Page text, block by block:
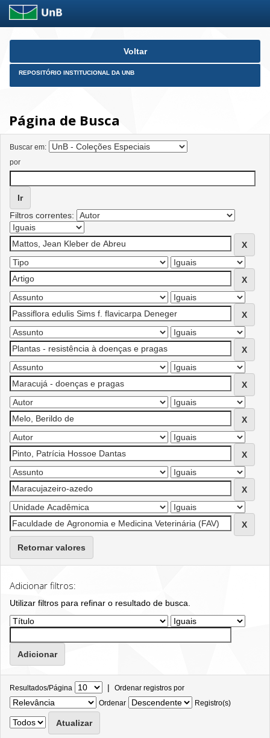
Skip
Voltar
REPOSITÓRIO INSTITUCIONAL DA UNB
Página de Busca
Buscar em:
por
Filtros correntes:
Retornar valores
Adicionar filtros:
Utilizar filtros para refinar o resultado de busca.
Resultados/Página | Ordenar registros por
Ordenar
Registro(s)